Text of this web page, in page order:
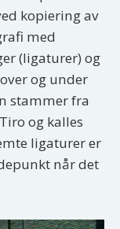
kopiering av
med
(ligaturer) og
og under
stammer fra
og kalles
ligaturer er
når det